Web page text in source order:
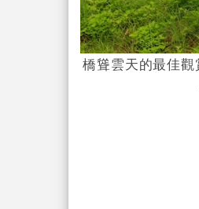
橋聳雲天的最佳